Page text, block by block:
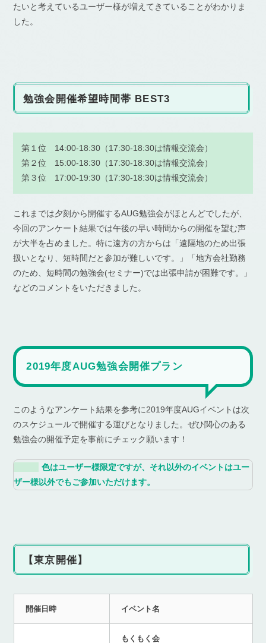
たいと考えているユーザー様が増えてきていることがわかりま
した。
勉強会開催希望時間帯 BEST3
第１位 14:00-18:30（17:30-18:30は情報交流会）
第２位 15:00-18:30（17:30-18:30は情報交流会）
第３位 17:00-19:30（17:30-18:30は情報交流会）
これまでは夕刻から開催するAUG勉強会がほとんどでしたが、
今回のアンケート結果では午後の早い時間からの開催を望む声
が大半を占めました。特に遠方の方からは「遠隔地のため出張
扱いとなり、短時間だと参加が難しいです。」「地方会社勤務
のため、短時間の勉強会(セミナー)では出張申請が困難です。」
などのコメントをいただきました。
2019年度AUG勉強会開催プラン
このようなアンケート結果を参考に2019年度AUGイベントは次
のスケジュールで開催する運びとなりました。ぜひ関心のある
勉強会の開催予定を事前にチェック願います！
色はユーザー様限定ですが、それ以外のイベントはユー
ザー様以外でもご参加いただけます。
【東京開催】
開催日時 イベント名
もくもく会